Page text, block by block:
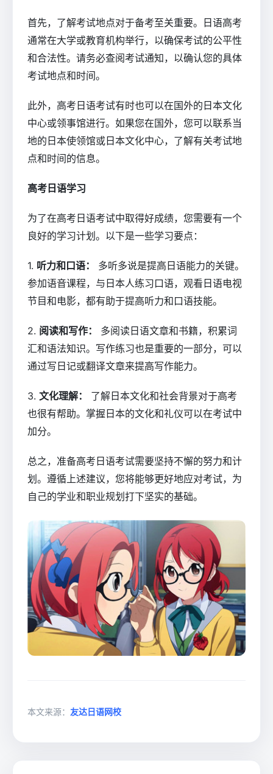
首先，了解考试地点对于备考至关重要。日语高考
通常在大学或教育机构举行，以确保考试的公平性
和合法性。请务必查阅考试通知，以确认您的具体
考试地点和时间。
此外，高考日语考试有时也可以在国外的日本文化
中心或领事馆进行。如果您在国外，您可以联系当
地的日本使领馆或日本文化中心，了解有关考试地
点和时间的信息。
高考日语学习
为了在高考日语考试中取得好成绩，您需要有一个
良好的学习计划。以下是一些学习要点：
1. 听力和口语：
多听多说是提高日语能力的关键。
参加语音课程，与日本人练习口语，观看日语电视
节目和电影，都有助于提高听力和口语技能。
2. 阅读和写作：
多阅读日语文章和书籍，积累词
汇和语法知识。写作练习也是重要的一部分，可以
通过写日记或翻译文章来提高写作能力。
3. 文化理解：
了解日本文化和社会背景对于高考
也很有帮助。掌握日本的文化和礼仪可以在考试中
加分。
总之，准备高考日语考试需要坚持不懈的努力和计
划。遵循上述建议，您将能够更好地应对考试，为
自己的学业和职业规划打下坚实的基础。
本文来源： 友达日语网校